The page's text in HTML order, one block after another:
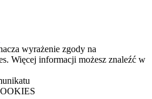
wyrażenie zgody na
Więcej informacji możesz znaleźć w